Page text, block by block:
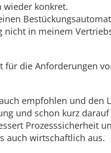
wieder konkret.
nicht in meinem
für die Anforderungen
empfohlen und den
und schon kurz
Prozesssicherheit
auch wirtschaftlich aus.